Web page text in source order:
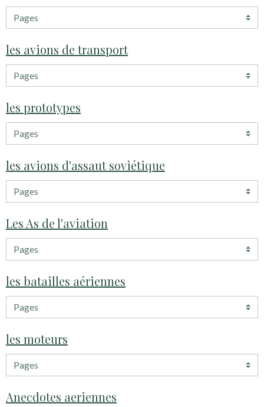
les avions de transport
les prototypes
les avions d'assaut soviétique
Les As de l'aviation
les batailles aériennes
les moteurs
Anecdotes aeriennes